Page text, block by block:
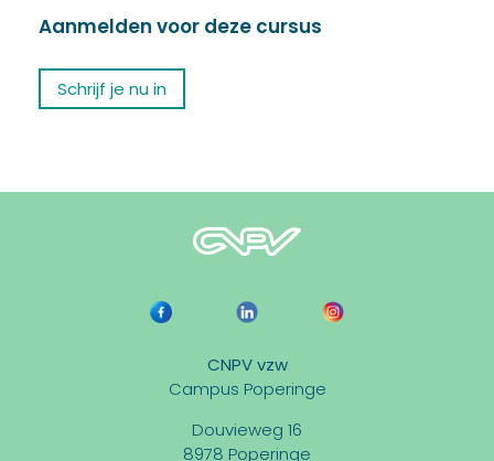
Aanmelden voor deze cursus
Schrijf je nu in
CNPV vzw
Campus Poperinge
Douvieweg 16
8978 Poperinge